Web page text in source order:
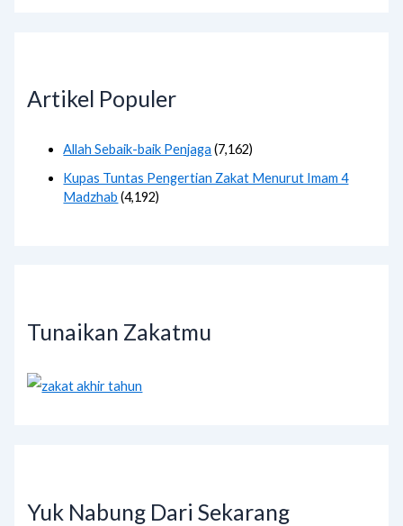
Artikel Populer
Allah Sebaik-baik Penjaga (7,162)
Kupas Tuntas Pengertian Zakat Menurut Imam 4
Madzhab (4,192)
Tunaikan Zakatmu
Yuk Nabung Dari Sekarang